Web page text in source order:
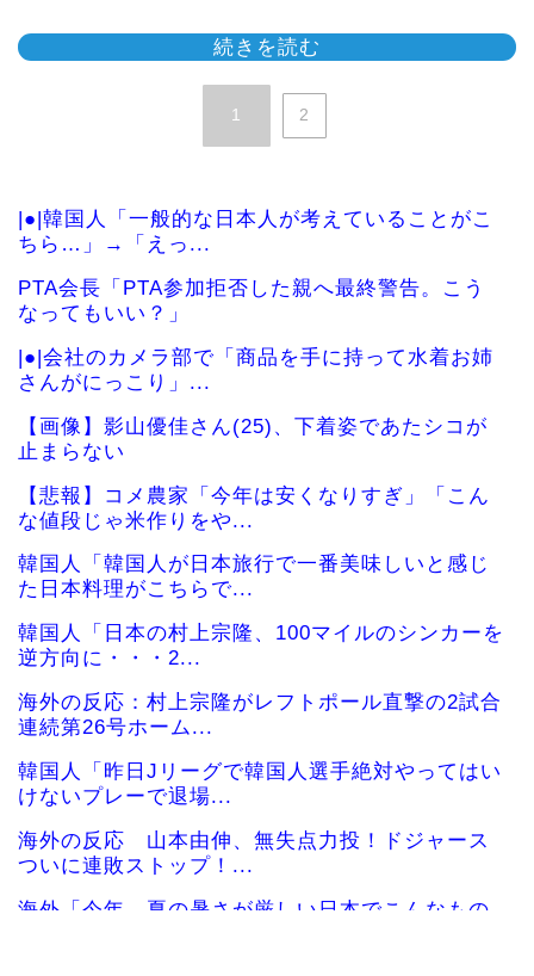
続きを読む
1 2
|●|韓国人「一般的な日本人が考えていることがこ
ちら…」→「えっ...
PTA会長「PTA参加拒否した親へ最終警告。こう
なってもいい？」
|●|会社のカメラ部で「商品を手に持って水着お姉
さんがにっこり」...
【画像】影山優佳さん(25)、下着姿であたシコが
止まらない
【悲報】コメ農家「今年は安くなりすぎ」「こん
な値段じゃ米作りをや...
韓国人「韓国人が日本旅行で一番美味しいと感じ
た日本料理がこちらで...
韓国人「日本の村上宗隆、100マイルのシンカーを
逆方向に・・・2...
海外の反応：村上宗隆がレフトポール直撃の2試合
連続第26号ホーム...
韓国人「昨日Jリーグで韓国人選手絶対やってはい
けないプレーで退場...
海外の反応 山本由伸、無失点力投！ドジャース
ついに連敗ストップ！...
海外「今年、夏の暑さが厳しい日本でこんなもの